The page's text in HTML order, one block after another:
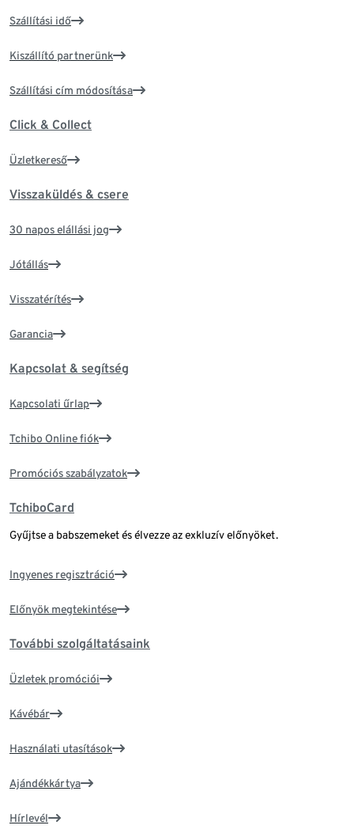
Szállítási idő
Kiszállító partnerünk
Szállítási cím módosítása
Click & Collect
Üzletkereső
Visszaküldés & csere
30 napos elállási jog
Jótállás
Visszatérítés
Garancia
Kapcsolat & segítség
Kapcsolati űrlap
Tchibo Online fiók
Promóciós szabályzatok
TchiboCard
Gyűjtse a babszemeket és élvezze az exkluzív előnyöket.
Ingyenes regisztráció
Előnyök megtekintése
További szolgáltatásaink
Üzletek promóciói
Kávébár
Használati utasítások
Ajándékkártya
Hírlevél